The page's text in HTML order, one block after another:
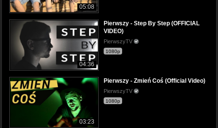
05:08
04:36
Pierwszy - Step By Step (OFFICIAL
VIDEO)
PierwszyTV
1080p
03:23
Pierwszy - Zmień Coś (Official Video)
PierwszyTV
1080p